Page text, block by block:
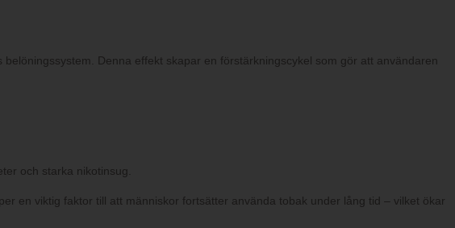
Denna effekt skapar en förstärkningscykel som gör att användaren
och starka nikotinsug.
en viktig faktor till att människor fortsätter använda tobak under lång tid – vilket ökar